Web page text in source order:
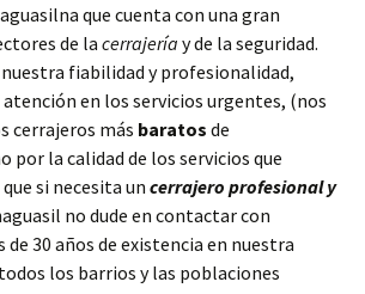
que cuenta con una gran
de la cerrajería y de la seguridad.
fiabilidad y profesionalidad,
en los servicios urgentes, (nos
cerrajeros más baratos de
por la calidad de los servicios que
si necesita un cerrajero profesional y
no dude en contactar con
de 30 años de existencia en nuestra
los barrios y las poblaciones